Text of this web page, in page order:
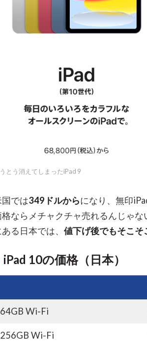
とう消えてしまったiPad 9
国では349ドルからになり、無印
格ならメチャクチャ売れるんじゃ
ある日本では、値下げ後でもそこそ
iPad 10の価格（日本）
64GB Wi-Fi
256GB Wi-Fi